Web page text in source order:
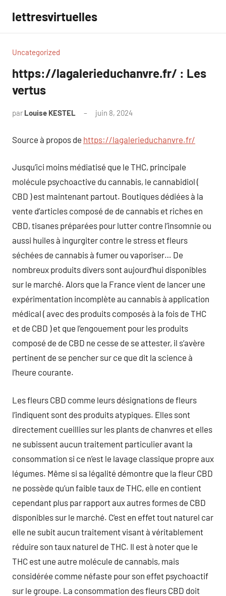
contenu
lettresvirtuelles
Uncategorized
https://lagalerieduchanvre.fr/ : Les
vertus
par Louise KESTEL juin 8, 2024
Source à propos de https://lagalerieduchanvre.fr/
Jusqu’ici moins médiatisé que le THC, principale
molécule psychoactive du cannabis, le cannabidiol (
CBD ) est maintenant partout. Boutiques dédiées à la
vente d’articles composé de de cannabis et riches en
CBD, tisanes préparées pour lutter contre l’insomnie ou
aussi huiles à ingurgiter contre le stress et fleurs
séchées de cannabis à fumer ou vaporiser… De
nombreux produits divers sont aujourd’hui disponibles
sur le marché. Alors que la France vient de lancer une
expérimentation incomplète au cannabis à application
médical ( avec des produits composés à la fois de THC
et de CBD ) et que l’engouement pour les produits
composé de de CBD ne cesse de se attester, il s’avère
pertinent de se pencher sur ce que dit la science à
l’heure courante.
Les fleurs CBD comme leurs désignations de fleurs
l’indiquent sont des produits atypiques. Elles sont
directement cueillies sur les plants de chanvres et elles
ne subissent aucun traitement particulier avant la
consommation si ce n’est le lavage classique propre aux
légumes. Même si sa légalité démontre que la fleur CBD
ne possède qu’un faible taux de THC, elle en contient
cependant plus par rapport aux autres formes de CBD
disponibles sur le marché. C’est en effet tout naturel car
elle ne subit aucun traitement visant à véritablement
réduire son taux naturel de THC. Il est à noter que le
THC est une autre molécule de cannabis, mais
considérée comme néfaste pour son effet psychoactif
sur le groupe. La consommation des fleurs CBD doit